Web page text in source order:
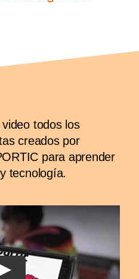
todos los
creados por
para aprender
tecnología.
Play